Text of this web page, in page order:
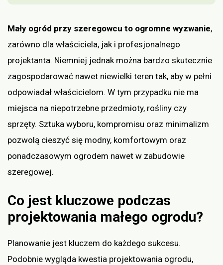
Mały ogród przy szeregowcu to ogromne wyzwanie,
zarówno dla właściciela, jak i profesjonalnego
projektanta. Niemniej jednak można bardzo skutecznie
zagospodarować nawet niewielki teren tak, aby w pełni
odpowiadał właścicielom. W tym przypadku nie ma
miejsca na niepotrzebne przedmioty, rośliny czy
sprzęty. Sztuka wyboru, kompromisu oraz minimalizm
pozwolą cieszyć się modny, komfortowym oraz
ponadczasowym ogrodem nawet w zabudowie
szeregowej.
Co jest kluczowe podczas
projektowania małego ogrodu?
Planowanie jest kluczem do każdego sukcesu.
Podobnie wygląda kwestia projektowania ogrodu,